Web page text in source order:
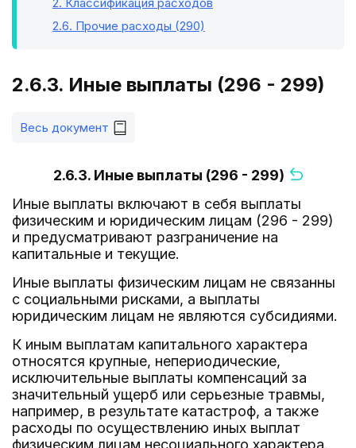
2.6. Прочие расходы (290)
2.6.3. Иные выплаты (296 - 299)
Весь документ
2.6.3. Иные выплаты (296 - 299)
Иные выплаты включают в себя выплаты
физическим и юридическим лицам (296 - 299)
и предусматривают разграничение на
капитальные и текущие.
Иные выплаты физическим лицам не связанны
с социальными рисками, а выплаты
юридическим лицам не являются субсидиями.
К иным выплатам капитального характера
относятся крупные, непериодические,
исключительные выплаты компенсаций за
значительный ущерб или серьезные травмы,
например, в результате катастроф, а также
расходы по осуществлению иных выплат
физическим лицам несоциального характера,